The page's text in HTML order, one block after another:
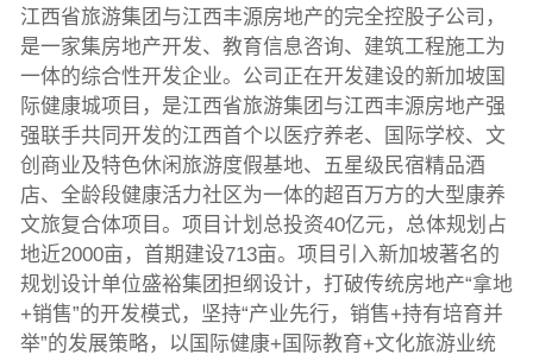
江西省旅游集团与江西丰源房地产的完全控股子公司，
是一家集房地产开发、教育信息咨询、建筑工程施工为
一体的综合性开发企业。公司正在开发建设的新加坡国
际健康城项目，是江西省旅游集团与江西丰源房地产强
强联手共同开发的江西首个以医疗养老、国际学校、文
创商业及特色休闲旅游度假基地、五星级民宿精品酒
店、全龄段健康活力社区为一体的超百万方的大型康养
文旅复合体项目。项目计划总投资40亿元，总体规划占
地近2000亩，首期建设713亩。项目引入新加坡著名的
规划设计单位盛裕集团担纲设计，打破传统房地产“拿地
+销售”的开发模式，坚持“产业先行，销售+持有培育并
举”的发展策略，以国际健康+国际教育+文化旅游业统